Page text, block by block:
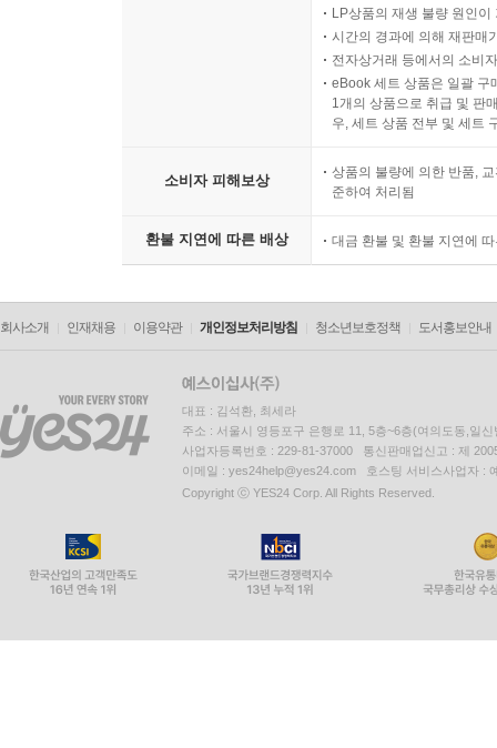
LP상품의 재생 불량 원인
시간의 경과에 의해 재판매
전자상거래 등에서의 소비
eBook 세트 상품은 일괄 구
1개의 상품으로 취급 및 판
우, 세트 상품 전부 및 세트
소비자 피해보상
상품의 불량에 의한 반품,
준하여 처리됨
환불 지연에 따른 배상 대금 환불 및 환불 지연에
회사소개 인재채용 이용약관 개인정보처리방침 청소년보호정책 도서홍보안내
대표 : 김석환, 최세라
주소 : 서울시 영등포구 은행로 11, 5층~6층(여의도동,일신
사업자등록번호 : 229-81-37000 통신판매업신고 : 제
이메일 : yes24help@yes24.com 호스팅 서비스사업자 :
Copyright ⓒ YES24 Corp. All Rights Reserved.